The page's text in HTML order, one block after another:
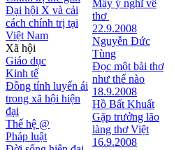
Đại hội X và cải
cách chính trị tại
Việt Nam
Xã hội
Giáo dục
Kinh tế
Đồng tính luyến ái
trong xã hội hiện
đại
Thế hệ @
Pháp luật
Mấy ý nghĩ về
thơ
22.9.2008
Nguyễn Đức
Tùng
Đọc một bài thơ
như thế nào
18.9.2008
Hồ Bất Khuất
Gặp trưởng lão
làng thơ Việt
16.9.2008